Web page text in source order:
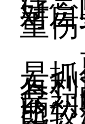
对
重
更
是
有
会
病
比